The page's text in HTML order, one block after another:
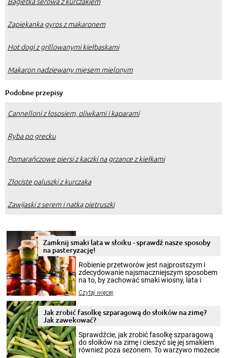
Zapiekanka gyros z makaronem
Hot dogi z grillowanymi kiełbaskami
Makaron nadziewany mięsem mielonym
Podobne przepisy
Cannelloni z łososiem, oliwkami i kaparami
Ryba po grecku
Pomarańczowe piersi z kaczki na grzance z kiełkami
Złociste paluszki z kurczaka
Zawijaski z serem i natką pietruszki
Zamknij smaki lata w słoiku - sprawdź nasze sposoby
na pasteryzację!
Robienie przetworów jest najprostszym i
zdecydowanie najsmaczniejszym sposobem
na to, by zachować smaki wiosny, lata i
krajobrazów, by cieszyć nimi oko w sezonie
pełni poczuć atmosferę cieplejszych
miesięcy. Przygotowanie słoików ze
smakowitą zawartością musi obejmować
patenty, które pozwolą zachować świeżość
przetworów.
Czytaj więcej
Jak zrobić fasolkę szparagową do słoików na zimę?
Jak zawekować?
Sprawdźcie, jak zrobić fasolkę szparagową
do słoików na zimę i cieszyć się jej smakiem
również poza sezonem. To warzywo możecie